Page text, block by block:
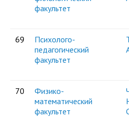
факультет
69
Психолого-
педагогический
факультет
70
Физико-
математический
факультет